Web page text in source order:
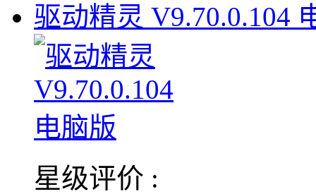
驱动精灵 V9.70.0.104
星级评价 :